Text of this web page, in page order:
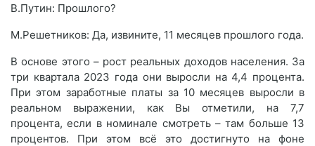
В.Путин: Прошлого?
М.Решетников: Да, извините, 11 месяцев прошлого года.
В основе этого – рост реальных доходов населения. За
три квартала 2023 года они выросли на 4,4 процента.
При этом заработные платы за 10 месяцев выросли в
реальном выражении, как Вы отметили, на 7,7
процента, если в номинале смотреть – там больше 13
процентов. При этом всё это достигнуто на фоне